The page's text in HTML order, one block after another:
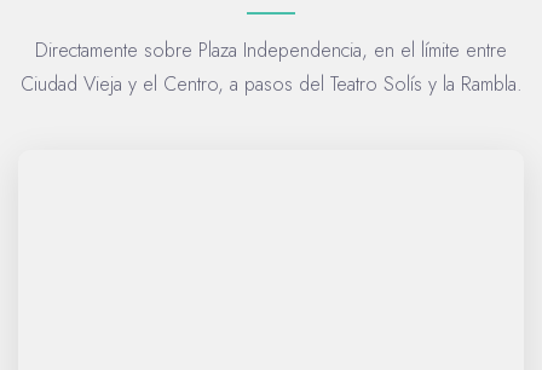
Directamente sobre Plaza Independencia, en el límite entre
Ciudad Vieja y el Centro, a pasos del Teatro Solís y la Rambla.